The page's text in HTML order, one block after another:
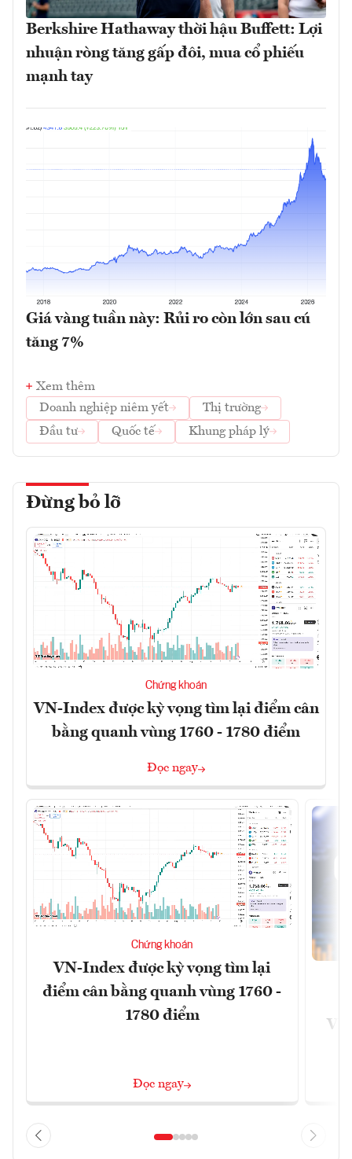
Berkshire Hathaway thời hậu Buffett: Lợi
nhuận ròng tăng gấp đôi, mua cổ phiếu
mạnh tay
Giá vàng tuần này: Rủi ro còn lớn sau cú
tăng 7%
Xem thêm
Doanh nghiệp niêm yết
Thị trường
Đầu tư
Quốc tế Khung pháp lý
Đừng bỏ lỡ
Chứng khoán
VN-Index được kỳ vọng tìm lại điểm cân
bằng quanh vùng 1760 - 1780 điểm
Đọc ngay
Chứng khoán
VN-Index được kỳ vọng tìm lại
điểm cân bằng quanh vùng 1760 -
1780 điểm
Đọc ngay